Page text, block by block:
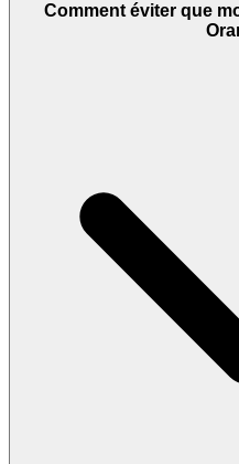
Comment éviter que